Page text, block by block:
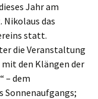
Jahr am
das
statt.
die Veranstaltung
den Klängen der
– dem
Sonnenaufgangs;